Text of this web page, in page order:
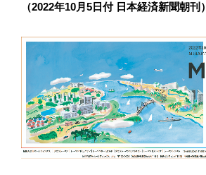
（2022年10月5日付 日本経済新聞朝刊）